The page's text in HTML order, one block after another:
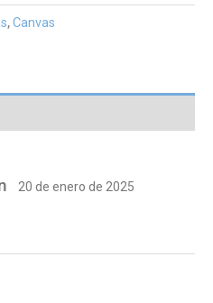
,Canvas
20 de enero de 2025